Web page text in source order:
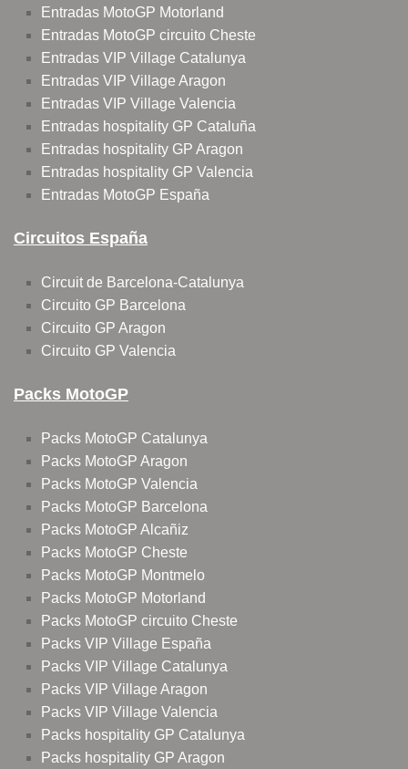
Entradas MotoGP Motorland
Entradas MotoGP circuito Cheste
Entradas VIP Village Catalunya
Entradas VIP Village Aragon
Entradas VIP Village Valencia
Entradas hospitality GP Cataluña
Entradas hospitality GP Aragon
Entradas hospitality GP Valencia
Entradas MotoGP España
Circuitos España
Circuit de Barcelona-Catalunya
Circuito GP Barcelona
Circuito GP Aragon
Circuito GP Valencia
Packs MotoGP
Packs MotoGP Catalunya
Packs MotoGP Aragon
Packs MotoGP Valencia
Packs MotoGP Barcelona
Packs MotoGP Alcañiz
Packs MotoGP Cheste
Packs MotoGP Montmelo
Packs MotoGP Motorland
Packs MotoGP circuito Cheste
Packs VIP Village España
Packs VIP Village Catalunya
Packs VIP Village Aragon
Packs VIP Village Valencia
Packs hospitality GP Catalunya
Packs hospitality GP Aragon